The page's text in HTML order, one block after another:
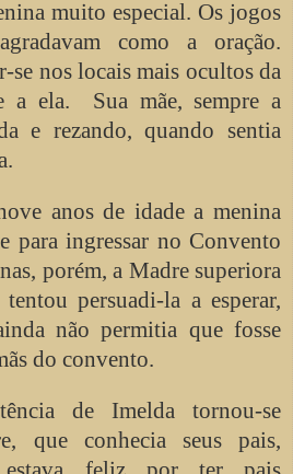
muito especial. Os jogos
como a oração.
se nos locais mais ocultos da
a ela. Sua mãe, sempre a
e rezando, quando sentia
anos de idade a menina
para ingressar no Convento
porém, a Madre superiora
persuadi-la a esperar,
não permitia que fosse
do convento.
de Imelda tornou-se
que conhecia seus pais,